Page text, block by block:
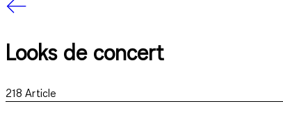
Looks de concert
218 Article